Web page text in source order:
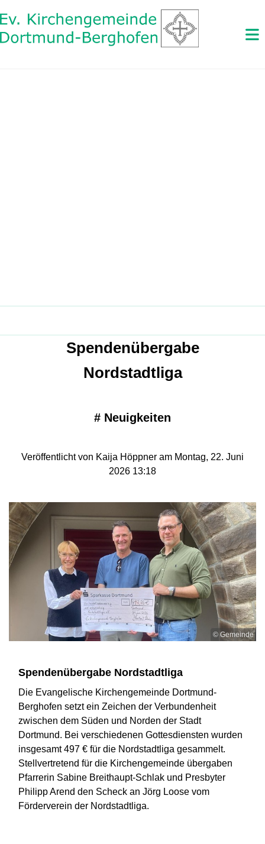
Spendenübergabe
Nordstadtliga
# Neuigkeiten
Veröffentlicht von Kaija Höppner am Montag, 22. Juni
2026 13:18
© Gemeinde
Spendenübergabe Nordstadtliga
Die Evangelische Kirchengemeinde Dortmund-
Berghofen setzt ein Zeichen der Verbundenheit
zwischen dem Süden und Norden der Stadt
Dortmund. Bei verschiedenen Gottesdiensten wurden
insgesamt 497 € für die Nordstadtliga gesammelt.
Stellvertretend für die Kirchengemeinde übergaben
Pfarrerin Sabine Breithaupt-Schlak und Presbyter
Philipp Arend den Scheck an Jörg Loose vom
Förderverein der Nordstadtliga.